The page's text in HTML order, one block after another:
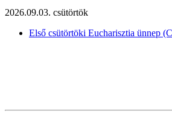
2026.09.03. csütörtök
Első csütörtöki Eucharisztia ünnep